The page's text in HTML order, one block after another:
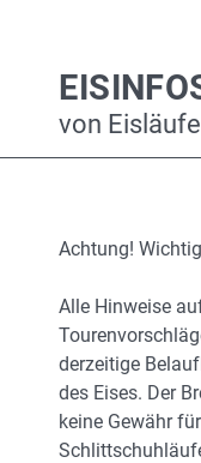
von
Achtung!
Alle Hinweise
derzeitige
des Eises. Der
keine Gewähr